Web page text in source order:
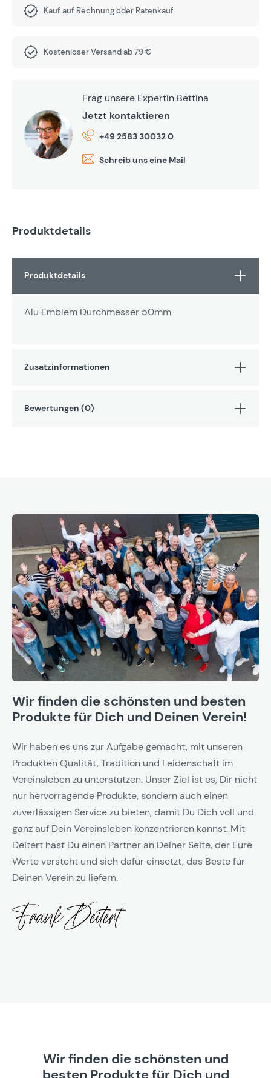
Kauf auf Rechnung oder Ratenkauf
Kostenloser Versand ab 79 €
Frag unsere Expertin Bettina
Jetzt kontaktieren
+49 2583 30032 0
Schreib uns eine Mail
Produktdetails
Produktdetails
Alu Emblem Durchmesser 50mm
Zusatzinformationen
Bewertungen (0)
Wir finden die schönsten und besten
Produkte für Dich und Deinen Verein!
Wir haben es uns zur Aufgabe gemacht, mit unseren
Produkten Qualität, Tradition und Leidenschaft im
Vereinsleben zu unterstützen. Unser Ziel ist es, Dir nicht
nur hervorragende Produkte, sondern auch einen
zuverlässigen Service zu bieten, damit Du Dich voll und
ganz auf Dein Vereinsleben konzentrieren kannst. Mit
Deitert hast Du einen Partner an Deiner Seite, der Eure
Werte versteht und sich dafür einsetzt, das Beste für
Deinen Verein zu liefern.
Wir finden die schönsten und